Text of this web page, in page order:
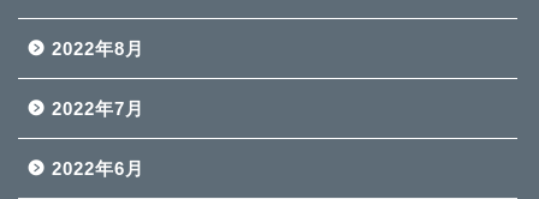
2022年8月
2022年7月
2022年6月